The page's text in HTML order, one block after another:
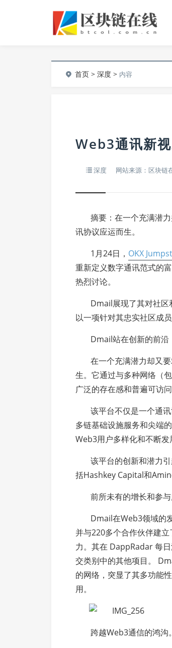
首页 >深度 > 内容
Web3通讯新
深度 网站来源：区块链
摘要：在一个充满潜
讯协议应运而生。
1月24日， OKX
重新定义数字通讯范式的
热烈讨论。
Dmail展现了其对社区
以一项针对其忠实社区成
Dmail站在创新的前沿
在一个充满潜力却又
生。它通过与多种网络（
广泛的存在感和普遍可访问
该平台不仅是一个通
多链基础设施服务和尖端
Web3用户多样化和不断发
该平台的创新和潜力
括Hashkey Capital和
前所未有的增长和参与
Dmail在Web3领域的
并与220多个合作伙伴建
力。其在 DappRadar 每
交类别中的其他项目。
的网络，突显了其多功能
用。
跨越Web3通信的鸿沟。